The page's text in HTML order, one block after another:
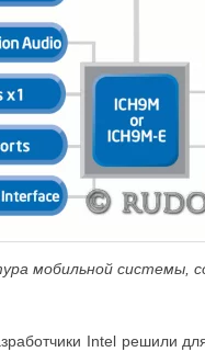
мобильной системы,
Intel решили